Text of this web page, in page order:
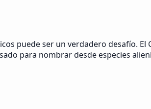
puede ser un verdadero desafío. El
para nombrar desde especies